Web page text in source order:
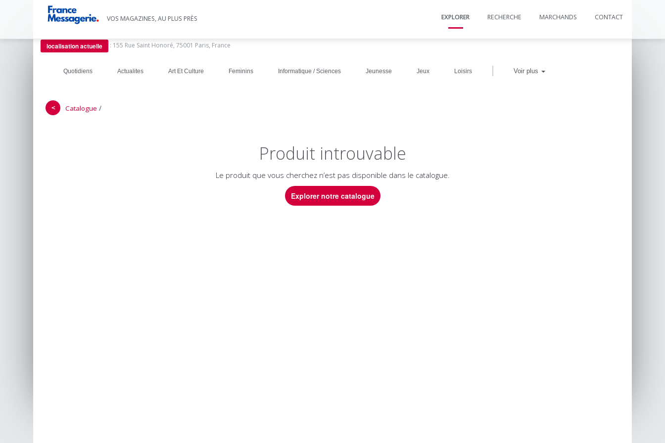
VOS MAGAZINES, AU PLUS PRÈS EXPLORER RECHERCHE MARCHANDS CONTACT
localisation actuelle : 155 Rue Saint Honoré, 75001 Paris, France
Quotidiens Actualites Art Et Culture Feminins Informatique / Sciences Jeunesse Jeux Loisirs | Voir plus
＜ Catalogue /
Produit introuvable
Le produit que vous cherchez n’est pas disponible dans le catalogue.
Explorer notre catalogue